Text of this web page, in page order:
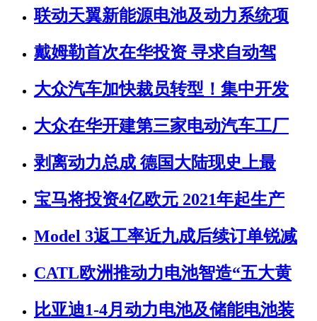
联动天翼新能源电池及动力系统项
戴姆勒首次在华投资 寻求自动驾
大众汽车加快裁员转型！集中开发
大众在华开建第三家电动汽车工厂
剥离动力总成 德国大陆现史上最
宝马将投资4亿欧元 2021年起生产
Model 3返工率近九成后续订单锐减
CATL欧洲推动力电池智造“五大黄
比亚迪1-4月动力电池及储能电池装